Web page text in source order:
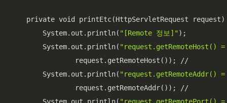
private void printEtc(HttpServletRequest
        System.out.println(
"[Remote 정보]");
        System.out.println(
"request.getRemoteHost()
                request.getRemoteHost()); //
        System.out.println(
"request.getRemoteAddr()
                request.getRemoteAddr()); //